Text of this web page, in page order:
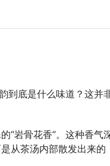
到底是什么味道？这
岩骨花香”。这种香
从茶汤内部散发出来的